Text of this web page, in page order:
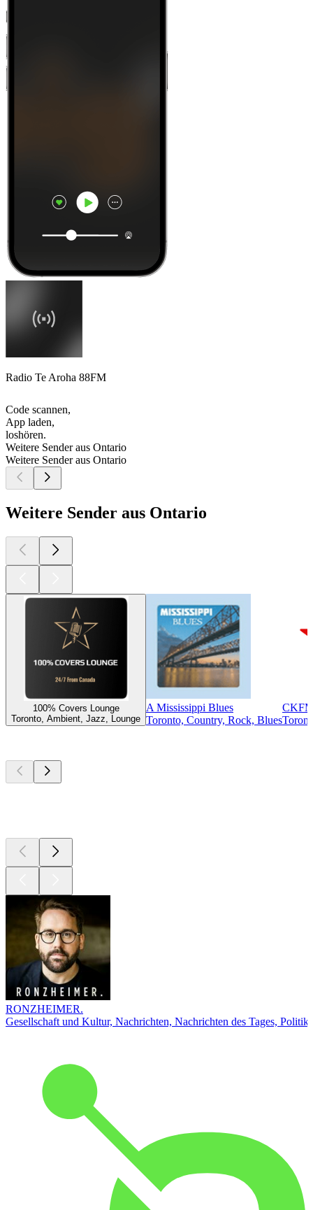
Radio Te Aroha 88FM
Code scannen,
App laden,
loshören.
Weitere Sender aus Ontario
Weitere Sender aus Ontario
Weitere Sender aus Ontario
100% Covers Lounge
Toronto, Ambient, Jazz, Lounge
A Mississippi Blues
Toronto, Country, Rock, Blues
RONZHEIMER.
Gesellschaft und Kultur, Nachrichten, Nachrichten des Tages, Politik